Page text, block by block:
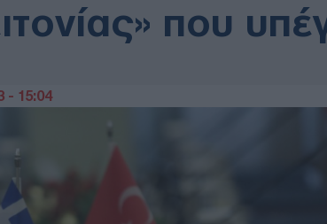
που
- 15:04